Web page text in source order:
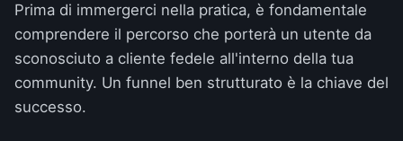
Prima di immergerci nella pratica, è fondamentale
comprendere il percorso che porterà un utente da
sconosciuto a cliente fedele all'interno della tua
community. Un funnel ben strutturato è la chiave del
successo.